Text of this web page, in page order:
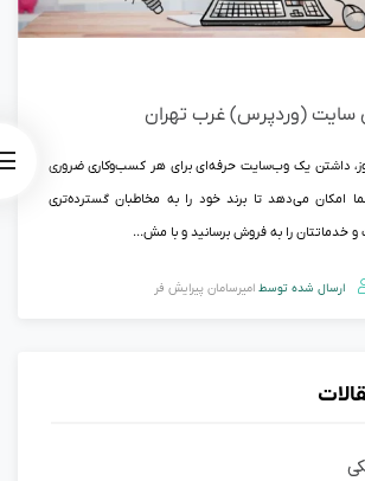
سایت (وردپرس) غرب تهران
داشتن یک وب‌سایت حرفه‌ای برای هر کسب‌وکاری ضروری
می‌دهد تا برند خود را به مخاطبان گسترده‌تری
خدماتتان را به فروش برسانید و با مش...
ارسال شده توسط امیرسامان پیرایش فر